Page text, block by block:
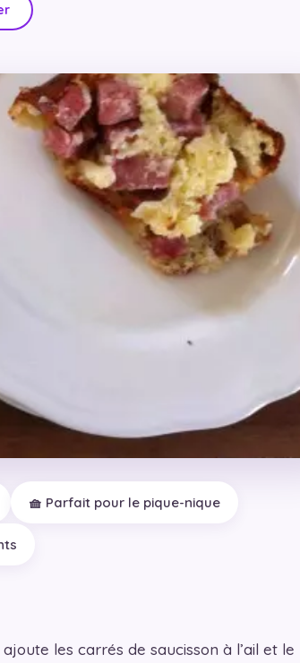
🧺 Parfait pour le pique-nique
les carrés de saucisson à l’ail et le